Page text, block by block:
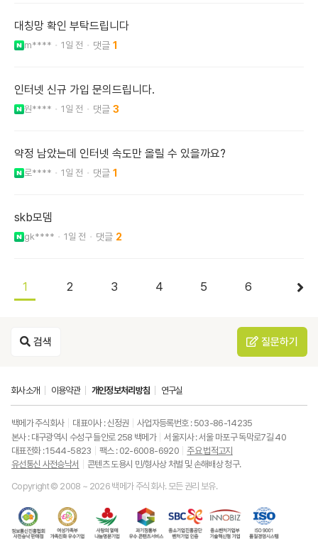
대칭망 확인 부탁드립니다
m**** 1일 전 1
인터넷 신규 가입 문의드립니다.
원**** 1일 전 3
약정 남았는데 인터넷 속도만 올릴 수 있을까요?
로**** 1일 전 1
skb모뎀
gk**** 1일 전 2
1 2 3 4 5 6
검색 질문하기
회사소개 이용약관 개인정보처리방침 연구실
백메가 주식회사 대표이사 : 신정권
사업자등록번호 : 503-86-14235
본사 : 대구광역시 수성구 들안로 258 백메가
서울지사 : 서울 마포구 독막로7길 40
대표전화 : 1544-5823
팩스 : 02-6008-6920
주요 법적고지
유선통신 사전승낙서
콘텐츠 도용시 민/형사상 처벌 및 손해배상 청구.
Copyright © 2008 ~ 2026 백메가 주식회사. 모든 권리 보유.
정
랑
의
중
소
기
중
소
벤
ISO9001